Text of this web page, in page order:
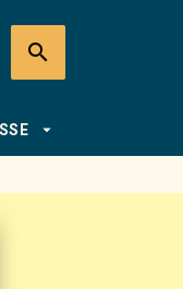
search
arrow_drop_down